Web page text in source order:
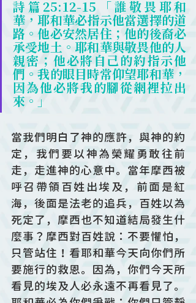
詩篇25:12-15「誰敬畏耶和
華，耶和華必指示他當選擇的道
路。他必安然居住；他的後裔必
承受地土。耶和華與敬畏他的人
親密；他必將自己的約指示他
們。我的眼目時常仰望耶和華，
因為他必將我的腳從網裡拉出
來。」
當我們明白了神的應許，與神的約
定，我們要以神為榮耀勇敢往前
走，走進神的心意中。當年摩西被
呼召帶領百姓出埃及，前面是紅
海，後面是法老的追兵，百姓以為
死定了，摩西也不知道結局發生什
麼事？摩西對百姓說：不要懼怕，
只管站住！看耶和華今天向你們所
要施行的救恩。因為，你們今天所
看見的埃及人必永遠不再看見了。